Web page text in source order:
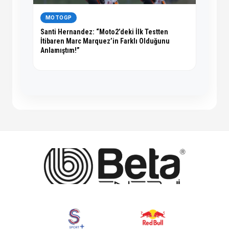
MOTOGP
Santi Hernandez: “Moto2’deki İlk Testten
İtibaren Marc Marquez’in Farklı Olduğunu
Anlamıştım!”